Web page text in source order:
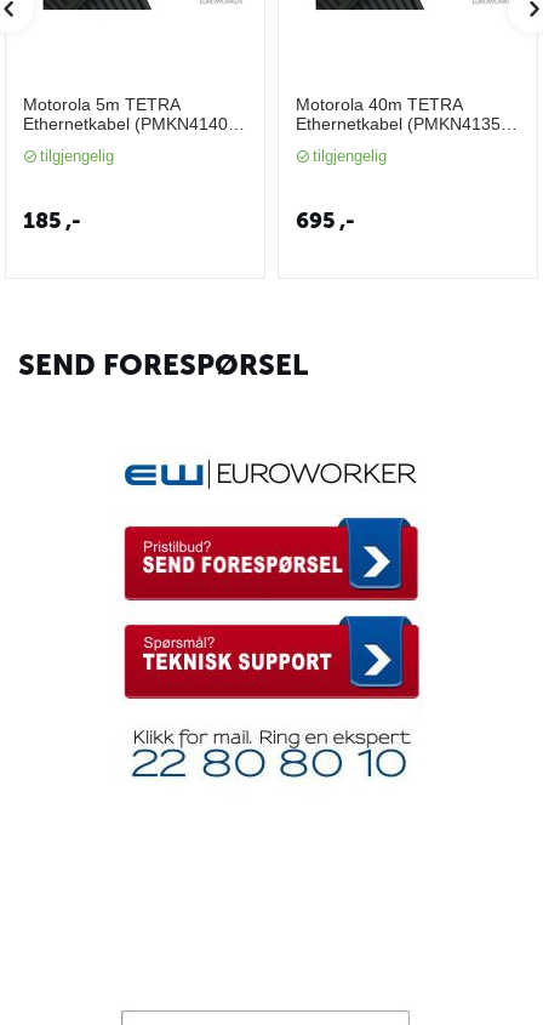
Motorola 5m TETRA
Ethernetkabel (PMKN4140)
tilgjengelig
185,-
Motorola 40m TETRA
Ethernetkabel (PMKN4135)
tilgjengelig
695,-
SEND FORESPØRSEL